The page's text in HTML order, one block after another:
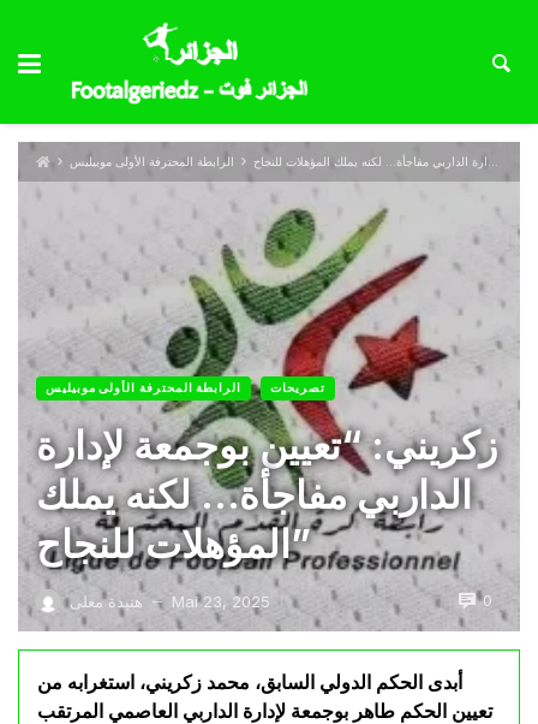
الرابطة المحترفة الأولى موبيليس
الرابطة المحترفة الأولى موبيليس تصريحات
زكريني: “تعيين بوجمعة لإدارة
الداربي مفاجأة… لكنه يملك
المؤهلات للنجاح”
هنيدة معلى — Mai 23, 2025 0
أبدى الحكم الدولي السابق، محمد زكريني، استغرابه من
تعيين الحكم طاهر بوجمعة لإدارة الداربي العاصمي المرتقب